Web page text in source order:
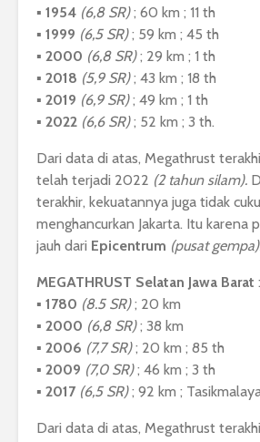
▪︎ 1954 (6,8 SR); 60 km ; 11 th
▪︎ 1999 (6,5 SR); 59 km ; 45 th
▪︎ 2000 (6,8 SR); 29 km ; 1 th
▪︎ 2018 (5,9 SR); 43 km ; 18 th
▪︎ 2019 (6,9 SR); 49 km ; 1 th
▪︎ 2022 (6,6 SR); 52 km ; 3 th.
Dari data di atas, Megathrust
telah terjadi 2022 (2 tahun silam).
terakhir, kekuatannya juga tidak
menghancurkan Jakarta. Itu karena
jauh dari Epicentrum (pusat
MEGATHRUST Selatan Jawa Barat :
▪︎ 1780 (8.5 SR); 20 km
▪︎ 2000 (6,8 SR); 38 km
▪︎ 2006 (7,7 SR); 20 km ; 85 th
▪︎ 2009 (7,0 SR); 46 km ; 3 th
▪︎ 2017 (6,5 SR); 92 km ;
Dari data di atas, Megathrust